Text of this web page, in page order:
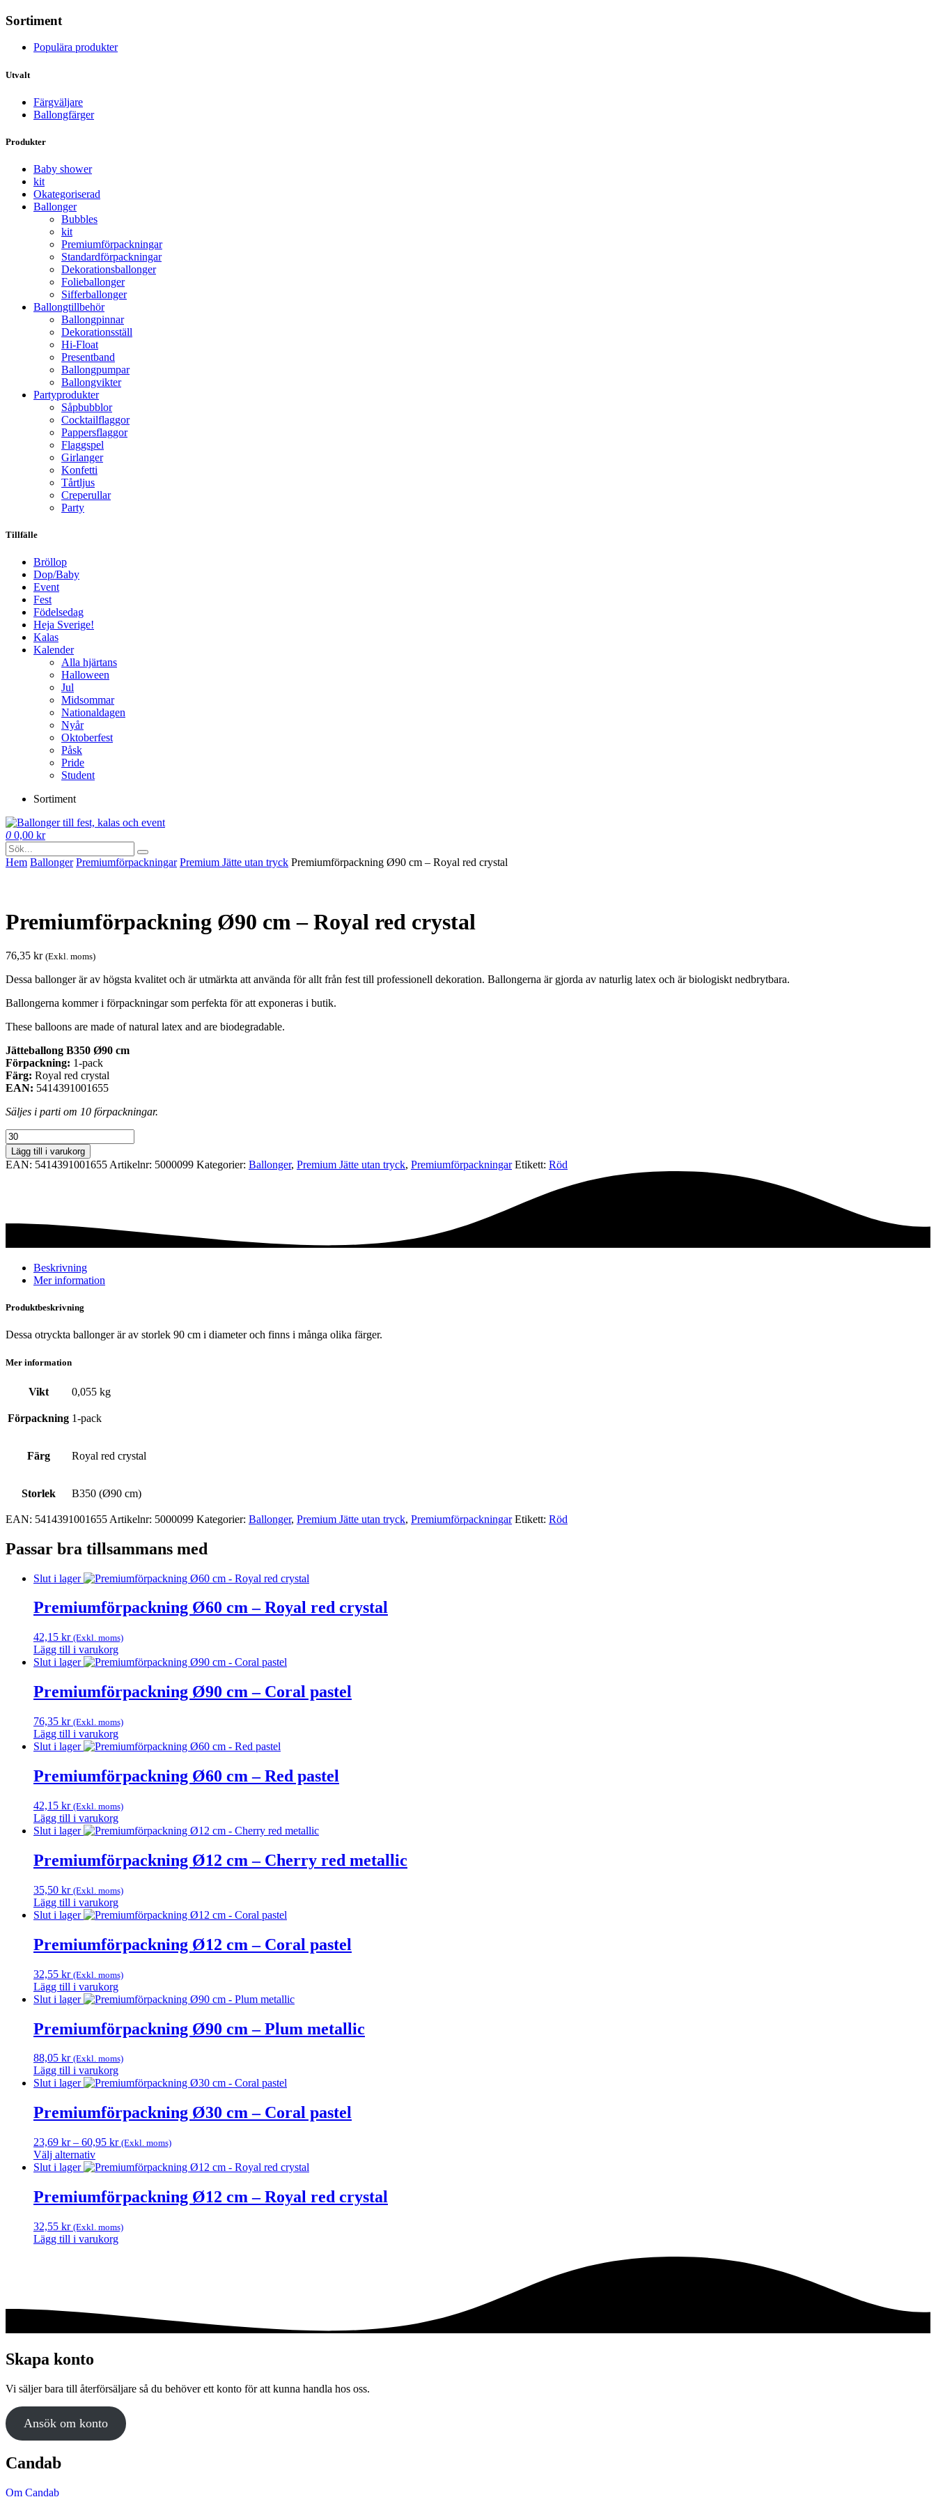
Sortiment
Populära produkter
Utvalt
Färgväljare
Ballongfärger
Produkter
Baby shower
kit
Okategoriserad
Ballonger
Bubbles
kit
Premium­förpackningar
Standard­­förpackningar
Dekorations­ballonger
Folie­­­ballonger
Siffer­­ballonger
Ballong­tillbehör
Ballongpinnar
Dekorationsställ
Hi-Float
Presentband
Ballongpumpar
Ballong­vikter
Party­­produkter
Såpbubblor
Cocktail­flaggor
Pappers­flaggor
Flaggspel
Girlanger
Konfetti
Tårtljus
Creperullar
Party
Tillfälle
Bröllop
Dop/Baby
Event
Fest
Födelsedag
Heja Sverige!
Kalas
Kalender
Alla hjärtans
Halloween
Jul
Midsommar
Nationaldagen
Nyår
Oktoberfest
Påsk
Pride
Student
Sortiment
0 0,00 kr
Hem Ballonger Premium­förpackningar Premium Jätte utan tryck Premiumförpackning Ø90 cm – Royal red crystal
Premiumförpackning Ø90 cm – Royal red crystal
76,35 kr (Exkl. moms)
Dessa ballonger är av högsta kvalitet och är utmärkta att använda för allt från fest till professionell dekoration. Ballongerna är gjorda av naturlig latex och är biologiskt nedbrytbara.
Ballongerna kommer i förpackningar som perfekta för att exponeras i butik.
These balloons are made of natural latex and are biodegradable.
Jätteballong B350 Ø90 cm
Förpackning: 1-pack
Färg: Royal red crystal
EAN: 5414391001655
Säljes i parti om 10 förpackningar.
Premiumförpackning
Ø90
cm
-
mängd
Lägg till i varukorg
EAN: 5414391001655 Artikelnr: 5000099 Kategorier: Ballonger, Premium Jätte utan tryck, Premium­förpackningar Etikett: Röd
Beskrivning
Mer information
Produktbeskrivning
Dessa otryckta ballonger är av storlek 90 cm i diameter och finns i många olika färger.
Mer information
Vikt 0,055 kg
Förpackning 1-pack
Färg Royal red crystal
Storlek B350 (Ø90 cm)
EAN: 5414391001655 Artikelnr: 5000099 Kategorier: Ballonger, Premium Jätte utan tryck, Premium­förpackningar Etikett: Röd
Passar bra tillsammans med
Slut i lager
Premiumförpackning Ø60 cm – Royal red crystal
42,15 kr (Exkl. moms)
Lägg till i varukorg
Slut i lager
Premiumförpackning Ø90 cm – Coral pastel
76,35 kr (Exkl. moms)
Lägg till i varukorg
Slut i lager
Premiumförpackning Ø60 cm – Red pastel
42,15 kr (Exkl. moms)
Lägg till i varukorg
Slut i lager
Premiumförpackning Ø12 cm – Cherry red metallic
35,50 kr (Exkl. moms)
Lägg till i varukorg
Slut i lager
Premiumförpackning Ø12 cm – Coral pastel
32,55 kr (Exkl. moms)
Lägg till i varukorg
Slut i lager
Premiumförpackning Ø90 cm – Plum metallic
88,05 kr (Exkl. moms)
Lägg till i varukorg
Slut i lager
Premiumförpackning Ø30 cm – Coral pastel
23,69 kr – 60,95 krPrisintervall:
till
(Exkl. moms)
Välj alternativ
Den
produkten
har
varianter.
De
produktsidan
Slut i lager
Premiumförpackning Ø12 cm – Royal red crystal
32,55 kr (Exkl. moms)
Lägg till i varukorg
Skapa konto
Vi säljer bara till återförsäljare så du behöver ett konto för att kunna handla hos oss.
Ansök om konto
Candab
Om Candab